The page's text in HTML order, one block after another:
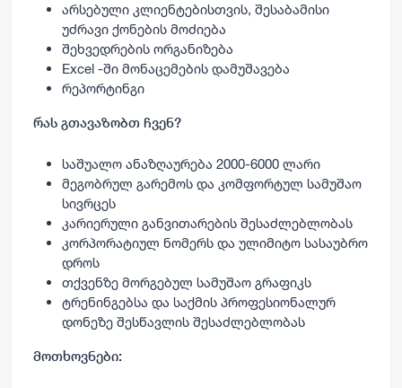
არსებული კლიენტებისთვის, შესაბამისი
უძრავი ქონების მოძიება
შეხვედრების ორგანიზება
Excel -ში მონაცემების დამუშავება
რეპორტინგი
რას გთავაზობთ ჩვენ?
საშუალო ანაზღაურება 2000-6000 ლარი
მეგობრულ გარემოს და კომფორტულ სამუშაო
სივრცეს
კარიერული განვითარების შესაძლებლობას
კორპორატიულ ნომერს და ულიმიტო სასაუბრო
დროს
თქვენზე მორგებულ სამუშაო გრაფიკს
ტრენინგებსა და საქმის პროფესიონალურ
დონეზე შესწავლის შესაძლებლობას
მოთხოვნები: